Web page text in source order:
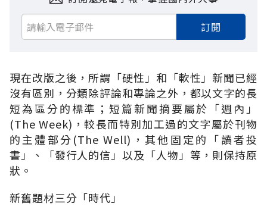
訂閱
現在改版之後，所謂「硬性」和「軟性」新聞已經
沒有區別，分類除評論和專論之外，都以文字的長
短為區分的標準；短篇新聞摘要屬於「週內」
(The Week)，較長而特別加工過的文字屬於刊物
的主體部分(The Well)，其他固定的「讀者投
書」、「發行人的信」以及「人物」等，則保持原
狀。
新舊題材三分「時代」